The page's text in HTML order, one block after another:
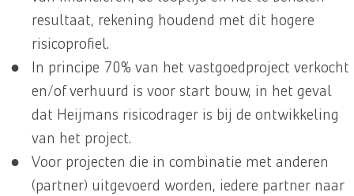
resultaat, rekening houdend met dit hogere
risicoprofiel.
In principe 70% van het vastgoedproject verkocht
en/of verhuurd is voor start bouw, in het geval
dat Heijmans risicodrager is bij de ontwikkeling
van het project.
Voor projecten die in combinatie met anderen
(partner) uitgevoerd worden, iedere partner naar